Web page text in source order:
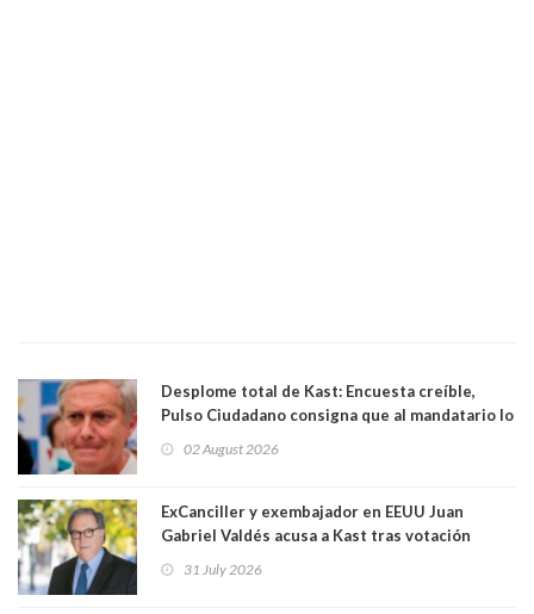
Desplome total de Kast: Encuesta creíble,
Pulso Ciudadano consigna que al mandatario lo
sacó en primera vuelta. Rechazo es de 58.9% y
64.8%
02 August 2026
ExCanciller y exembajador en EEUU Juan
Gabriel Valdés acusa a Kast tras votación
"Si hay una persona responsable es él"
31 July 2026